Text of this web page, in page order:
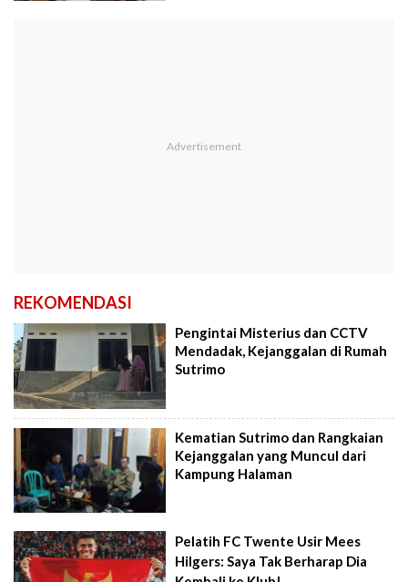
REKOMENDASI
Pengintai Misterius dan CCTV
Mendadak, Kejanggalan di Rumah
Sutrimo
Kematian Sutrimo dan Rangkaian
Kejanggalan yang Muncul dari
Kampung Halaman
Pelatih FC Twente Usir Mees
Hilgers: Saya Tak Berharap Dia